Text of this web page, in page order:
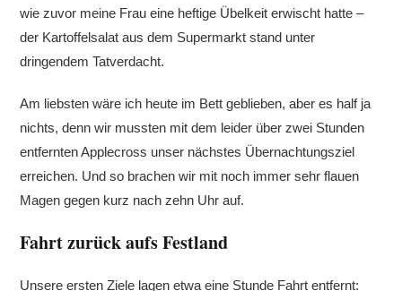
wie zuvor meine Frau eine heftige Übelkeit erwischt hatte –
der Kartoffelsalat aus dem Supermarkt stand unter
dringendem Tatverdacht.
Am liebsten wäre ich heute im Bett geblieben, aber es half ja
nichts, denn wir mussten mit dem leider über zwei Stunden
entfernten Applecross unser nächstes Übernachtungsziel
erreichen. Und so brachen wir mit noch immer sehr flauen
Magen gegen kurz nach zehn Uhr auf.
Fahrt zurück aufs Festland
Unsere ersten Ziele lagen etwa eine Stunde Fahrt entfernt: